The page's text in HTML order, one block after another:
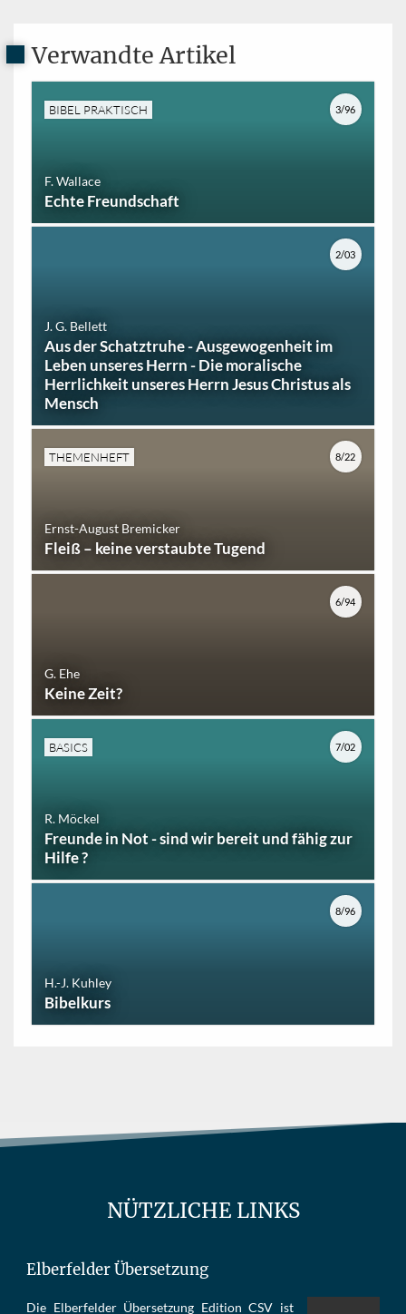
Verwandte Artikel
BIBEL PRAKTISCH
F. Wallace
Echte Freundschaft
3/96
J. G. Bellett
Aus der Schatztruhe - Ausgewogenheit im
Leben unseres Herrn - Die moralische
Herrlichkeit unseres Herrn Jesus Christus als
Mensch
2/03
THEMENHEFT
Ernst-August Bremicker
Fleiß – keine verstaubte Tugend
8/22
G. Ehe
Keine Zeit?
6/94
BASICS
R. Möckel
Freunde in Not - sind wir bereit und fähig zur
Hilfe ?
7/02
H.-J. Kuhley
Bibelkurs
8/96
NÜTZLICHE LINKS
Elberfelder Übersetzung
Die Elber­fel­der Über­set­zung Edi­tion CSV ist